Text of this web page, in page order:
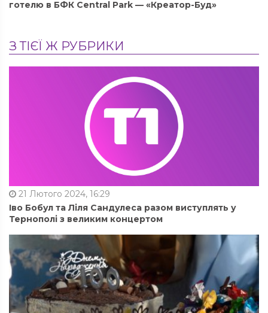
готелю в БФК Central Park — «Креатор-Буд»
З ТІЄЇ Ж РУБРИКИ
21 Лютого 2024, 16:29
Іво Бобул та Ліля Сандулеса разом виступлять у
Тернополі з великим концертом